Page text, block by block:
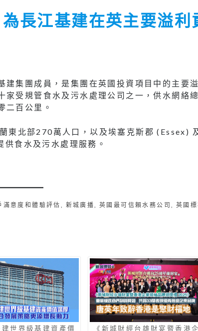
長江基建在英主要溢利
集團成員，是集團在英國投資項目中的主要溢
家受規管食水及污水處理公司之一，供水網絡
二百公里。
北部270萬人口，以及埃塞克斯郡 (Essex)
食水及污水處理服務。
滿意度和體驗評估 , 新城廣播,英國最可信賴水務公司, 英國標
世界級基建資產價 《新城財經台雄財宴暨香港